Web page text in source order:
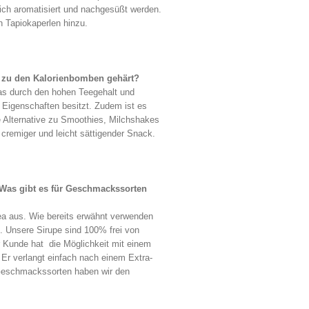
aromatisiert und nachgesüßt werden.
Tapiokaperlen hinzu.
den Kalorienbomben gehärt?
durch den hohen Teegehalt und
besitzt. Zudem ist es
zu Smoothies, Milchshakes
und leicht sättigender Snack.
gibt es für Geschmackssorten
aus. Wie bereits erwähnt verwenden
Unsere Sirupe sind 100% frei von
hat die Möglichkeit mit einem
verlangt einfach nach einem Extra-
haben wir den